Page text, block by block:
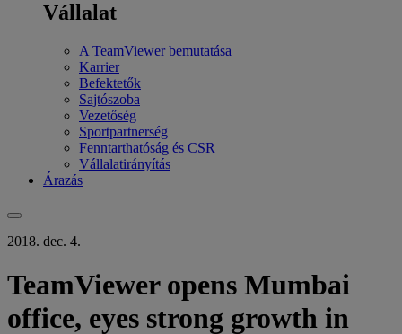
Vállalat
A TeamViewer bemutatása
Karrier
Befektetők
Sajtószoba
Vezetőség
Sportpartnerség
Fenntarthatóság és CSR
Vállalatirányítás
Árazás
2018. dec. 4.
TeamViewer opens Mumbai
office, eyes strong growth in